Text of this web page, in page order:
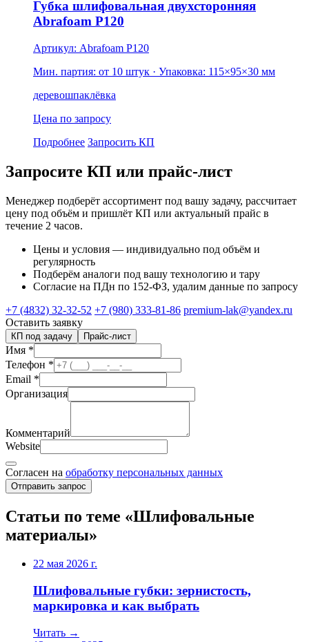
Губка шлифовальная двухсторонняя
Abrafoam Р120
Артикул: Abrafoam P120
Мин. партия: от 10 штук · Упаковка: 115×95×30 мм
деревошпаклёвка
Цена по запросу
Подробнее Запросить КП
Запросите КП или прайс-лист
Менеджер подберёт ассортимент под вашу задачу, рассчитает
цену под объём и пришлёт КП или актуальный прайс в
течение 2 часов.
Цены и условия — индивидуально под объём и
регулярность
Подберём аналоги под вашу технологию и тару
Согласие на ПДн по 152-ФЗ, удалим данные по запросу
+7 (4832) 32-32-52 +7 (980) 333-81-86 premium-lak@yandex.ru
Оставить заявку
КП под задачу Прайс-лист
Имя *
Телефон *
Email *
Организация
Комментарий
Website
Согласен на обработку персональных данных
Отправить запрос
Статьи по теме «Шлифовальные
материалы»
22 мая 2026 г.
Шлифовальные губки: зернистость,
маркировка и как выбрать
Читать →